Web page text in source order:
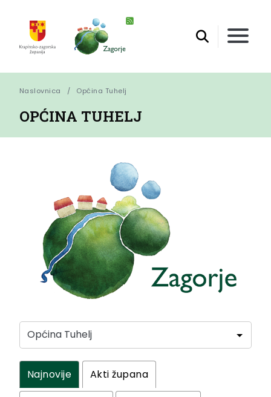
Naslovnica Općina Tuhelj
OPĆINA TUHELJ
Najnovije Akti župana